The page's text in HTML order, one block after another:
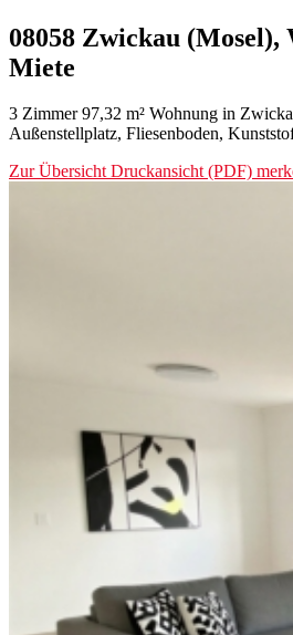
08058 Zwickau (Mosel),
Miete
3 Zimmer 97,32 m² Wohnung in
Außenstellplatz, Fliesenboden,
Zur ÜbersichtDruckansicht (PDF)